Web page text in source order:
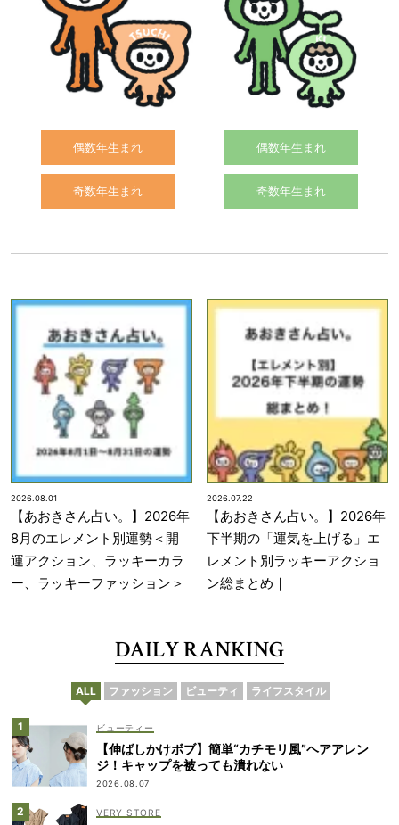
偶数年生まれ
奇数年生まれ
偶数年生まれ
奇数年生まれ
2026.08.01
【あおきさん占い。】2026年
8月のエレメント別運勢＜開
運アクション、ラッキーカラ
ー、ラッキーファッション＞
2026.07.22
【あおきさん占い。】2026年
下半期の「運気を上げる」エ
レメント別ラッキーアクショ
ン総まとめ｜
DAILY RANKING
ALL ファッション ビューティ ライフスタイル
ビューティー
【伸ばしかけボブ】簡単“カチモリ風”ヘアアレン
ジ！キャップを被っても潰れない
2026.08.07
VERY STORE